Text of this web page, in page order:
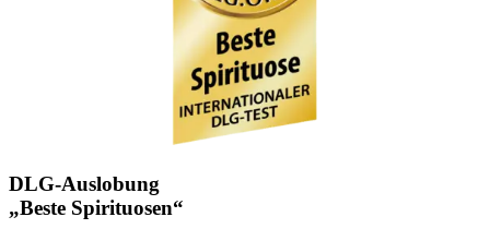
DLG-Auslobung
„Beste Spirituosen“